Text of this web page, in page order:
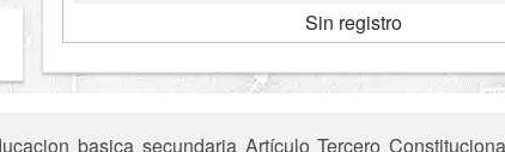
Sin registro
basica secundaria Artículo Tercero